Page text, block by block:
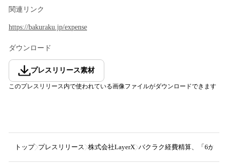
関連リンク
https://bakuraku.jp/expense
ダウンロード
プレスリリース素材
このプレスリリース内で使われている画像ファイルがダウンロードできます
トップ プレスリリース 株式会社LayerX バクラク経費精算、「6か月